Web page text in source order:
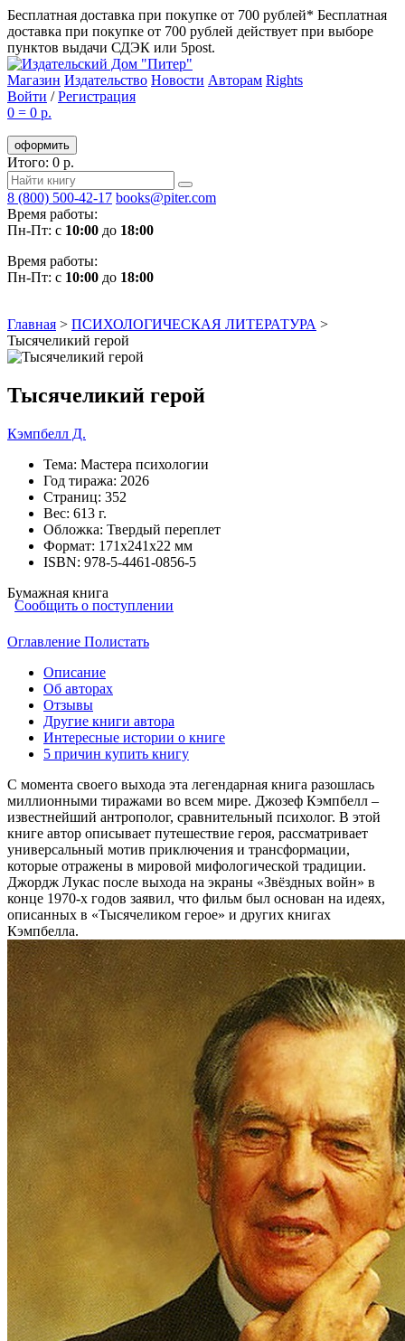
Бесплатная доставка при покупке от 700 рублей* Бесплатная
доставка при покупке от 700 рублей действует при выборе
пунктов выдачи СДЭК или 5post.
Магазин Издательство Новости Авторам Rights
Войти /Регистрация
0 = 0 р.
оформить
Итого: 0 р.
8 (800) 500-42-17 books@piter.com
Время работы:
Пн-Пт: с 10:00 до 18:00
Время работы:
Пн-Пт: с 10:00 до 18:00
Главная > ПСИХОЛОГИЧЕСКАЯ ЛИТЕРАТУРА >
Тысячеликий герой
Тысячеликий герой
Кэмпбелл Д.
Тема: Мастера психологии
Год тиража: 2026
Страниц: 352
Вес: 613 г.
Обложка: Твердый переплет
Формат: 171х241х22 мм
ISBN: 978-5-4461-0856-5
Бумажная книга
Сообщить о поступлении
Оглавление Полистать
Описание
Об авторах
Отзывы
Другие книги автора
Интересные истории о книге
5 причин купить книгу
С момента своего выхода эта легендарная книга разошлась
миллионными тиражами во всем мире. Джозеф Кэмпбелл –
известнейший антрополог, сравнительный психолог. В этой
книге автор описывает путешествие героя, рассматривает
универсальный мотив приключения и трансформации,
которые отражены в мировой мифологической традиции.
Джордж Лукас после выхода на экраны «Звёздных войн» в
конце 1970-х годов заявил, что фильм был основан на идеях,
описанных в «Тысячеликом герое» и других книгах
Кэмпбелла.